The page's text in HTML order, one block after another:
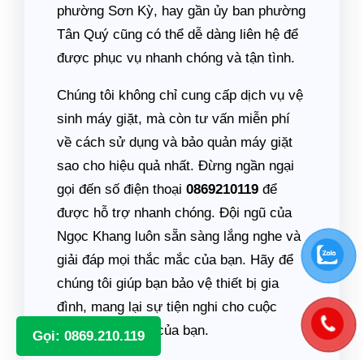
Gọi: 0869.210.119
phường Sơn Kỳ, hay gần ủy ban phường
Tân Quý cũng có thể dễ dàng liên hệ để
được phục vụ nhanh chóng và tận tình.
Chúng tôi không chỉ cung cấp dịch vụ vệ
sinh máy giặt, mà còn tư vấn miễn phí
về cách sử dụng và bảo quản máy giặt
sao cho hiệu quả nhất. Đừng ngần ngại
gọi đến số điện thoại 0869210119 để
được hỗ trợ nhanh chóng. Đội ngũ của
Ngọc Khang luôn sẵn sàng lắng nghe và
giải đáp mọi thắc mắc của bạn. Hãy để
chúng tôi giúp bạn bảo vệ thiết bị gia
đình, mang lại sự tiện nghi cho cuộc
sống hàng ngày của bạn.